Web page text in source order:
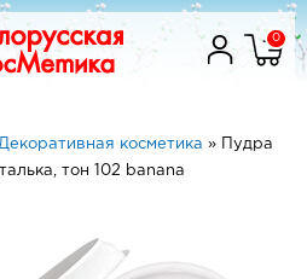
0
Декоративная косметика »
Пудра
тон 102 banana